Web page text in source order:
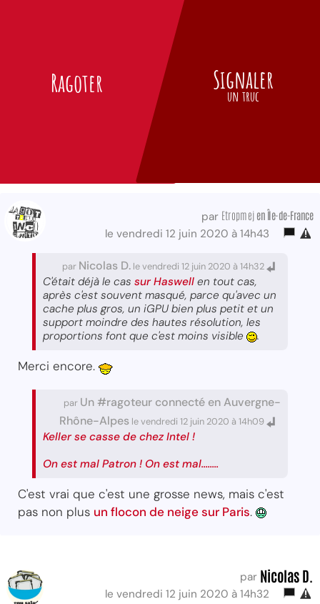
Ragoter Signaler
un truc
par Etropmej en Île-de-France
le vendredi 12 juin 2020 à 14h43
par Nicolas D. le vendredi 12 juin 2020 à 14h32
C'était déjà le cas sur Haswell en tout cas,
après c'est souvent masqué, parce qu'avec un
cache plus gros, un iGPU bien plus petit et un
support moindre des hautes résolution, les
proportions font que c'est moins visible
.
Merci encore.
par Un #ragoteur connecté en Auvergne-
Rhône-Alpes le vendredi 12 juin 2020 à 14h09
Keller se casse de chez Intel !
On est mal Patron ! On est mal........
C'est vrai que c'est une grosse news, mais c'est
pas non plus un flocon de neige sur Paris.
par Nicolas D.
le vendredi 12 juin 2020 à 14h32